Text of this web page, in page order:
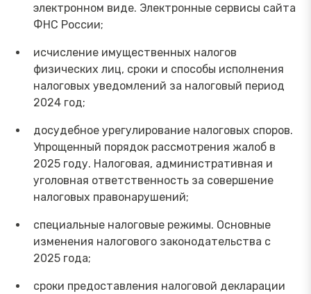
электронном виде. Электронные сервисы сайта
ФНС России;
исчисление имущественных налогов
физических лиц, сроки и способы исполнения
налоговых уведомлений за налоговый период
2024 год;
досудебное урегулирование налоговых споров.
Упрощенный порядок рассмотрения жалоб в
2025 году. Налоговая, административная и
уголовная ответственность за совершение
налоговых правонарушений;
специальные налоговые режимы. Основные
изменения налогового законодательства с
2025 года;
сроки предоставления налоговой декларации